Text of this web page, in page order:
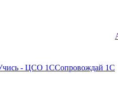
- ЦСО 1ССопровождай 1С